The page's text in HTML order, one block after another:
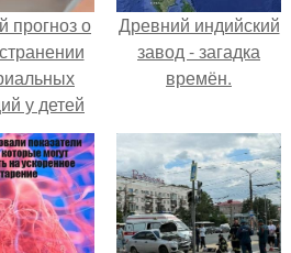
прогноз о
у детей
Древний индийский
завод - загадка
времён.